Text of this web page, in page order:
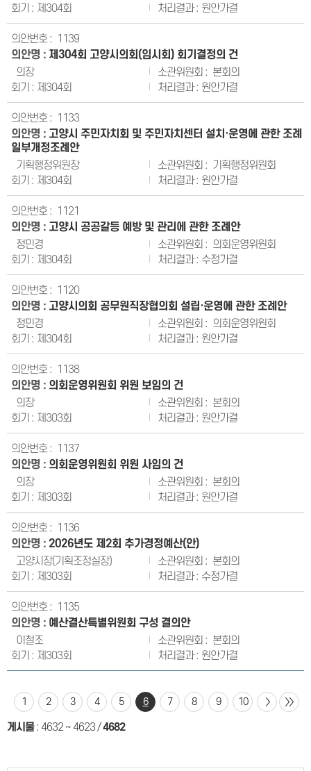
제304회
원안가결
1139
제304회 고양시의회(임시회) 회기결정의 건
의장
본회의
제304회
원안가결
1133
고양시 주민자치회 및 주민자치센터 설치·운영에 관한 조례
일부개정조례안
기획행정위원장
기획행정위원회
제304회
원안가결
1121
고양시 공공갈등 예방 및 관리에 관한 조례안
정민경
의회운영위원회
제304회
수정가결
1120
고양시의회 공무원직장협의회 설립·운영에 관한 조례안
정민경
의회운영위원회
제304회
원안가결
1138
의회운영위원회 위원 보임의 건
의장
본회의
제303회
원안가결
1137
의회운영위원회 위원 사임의 건
의장
본회의
제303회
원안가결
1136
2026년도 제2회 추가경정예산(안)
고양시장(기획조정실장)
본회의
제303회
수정가결
1135
예산결산특별위원회 구성 결의안
이철조
본회의
제303회
원안가결
1 2 3 4 5 6 7 8 9 10
게시물: 4632 ~ 4623/4682